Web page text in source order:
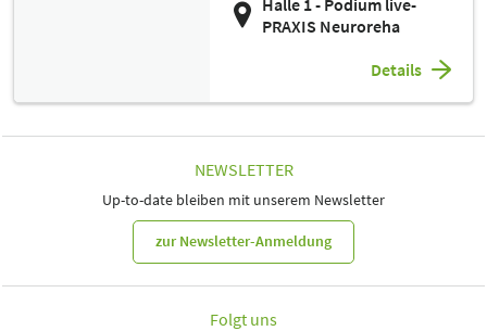
PRAXIS Neuroreha
Details
NEWSLETTER
Up-to-date bleiben mit unserem Newsletter
zur Newsletter-Anmeldung
Folgt uns